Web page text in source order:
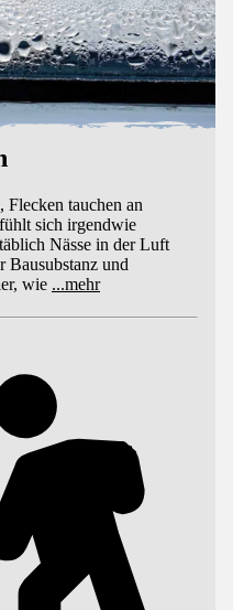
tauchen an
sich irgendwie
Nässe in der Luft
Bausubstanz und
wie ...mehr